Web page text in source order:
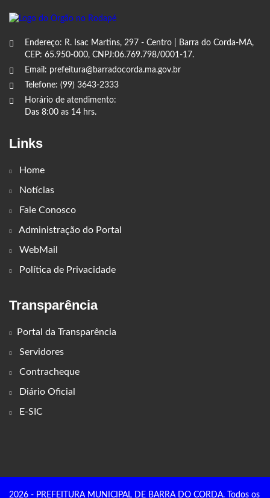
Endereço: R. Isac Martins, 297 - Centro | Barra do Corda-MA,
CEP: 65.950-000, CNPJ:06.769.798/0001-17.
Email: prefeitura@barradocorda.ma.gov.br
Telefone: (99) 3643-2333
Horário de atendimento:
Das 8:00 as 14 hrs.
Links
Home
Notícias
Fale Conosco
Administração do Portal
WebMail
Política de Privacidade
Transparência
Portal da Transparência
Servidores
Contracheque
Diário Oficial
E-SIC
2026 - PREFEITURA MUNICIPAL DE BARRA DO CORDA. Todos os